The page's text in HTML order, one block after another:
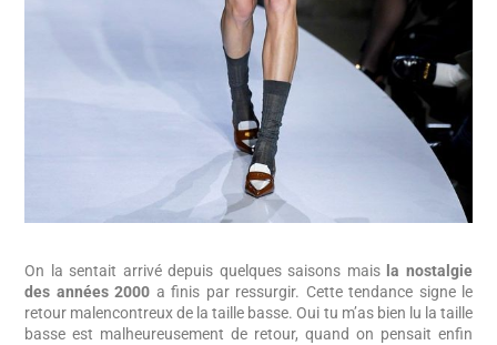
On la sentait arrivé depuis quelques saisons maisla nostalgie
des années 2000 a finis par ressurgir. Cette tendance signe le
retour malencontreux de la taille basse. Oui tu m’as bien lu la taille
basse est malheureusement de retour, quand on pensait enfin